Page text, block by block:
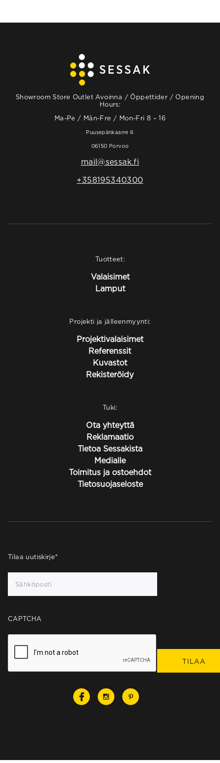
Showroom Store Outlet Avoinna / Öppettider / Opening
Hours:
Ma-Pe / Mån-Fre / Mon-Fri 8 – 16
Puusepänkaarre 6
06150 Porvoo
mail@sessak.fi
+358195340300
Tuotteet:
Valaisimet
Lamput
Projekti ja jälleenmyynti:
Projektivalaisimet
Referenssit
Kuvastot
Rekisteröidy
Tuki:
Ota yhteyttä
Reklamaatio
Tietoa Sessakista
Medialle
Toimitus ja ostoehdot
Tietosuojaseloste
Tilaa uutiskirje*
CAPTCHA